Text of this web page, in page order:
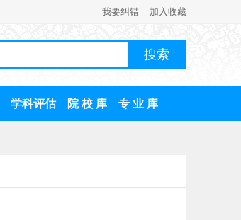
我要纠错 加入收藏
学科评估 院 校 库 专 业 库